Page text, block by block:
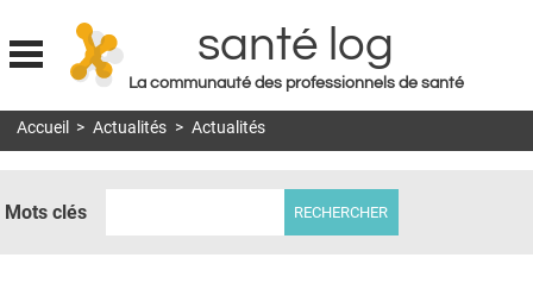
Jump to navigation
santé log
La communauté des professionnels de santé
MON COMPTE
Accueil > Actualités > Actualités
Mots clés